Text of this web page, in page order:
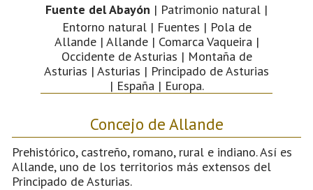
Fuente del Abayón | Patrimonio natural |
Entorno natural | Fuentes | Pola de
Allande | Allande | Comarca Vaqueira |
Occidente de Asturias | Montaña de
Asturias | Asturias | Principado de Asturias
| España | Europa.
Concejo de Allande
Prehistórico, castreño, romano, rural e indiano. Así es
Allande, uno de los territorios más extensos del
Principado de Asturias.